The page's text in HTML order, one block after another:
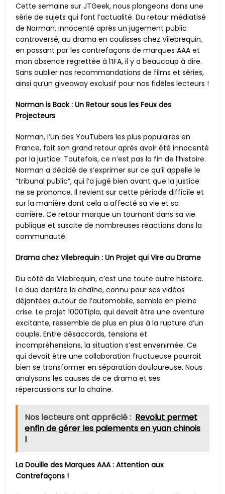
Cette semaine sur JTGeek, nous plongeons dans une
série de sujets qui font l’actualité. Du retour médiatisé
de Norman, innocenté après un jugement public
controversé, au drama en coulisses chez Vilebrequin,
en passant par les contrefaçons de marques AAA et
mon absence regrettée à l’IFA, il y a beaucoup à dire.
Sans oublier nos recommandations de films et séries,
ainsi qu’un giveaway exclusif pour nos fidèles lecteurs !
Norman is Back : Un Retour sous les Feux des
Projecteurs
Norman, l’un des YouTubers les plus populaires en
France, fait son grand retour après avoir été innocenté
par la justice. Toutefois, ce n’est pas la fin de l’histoire.
Norman a décidé de s’exprimer sur ce qu’il appelle le
“tribunal public”, qui l’a jugé bien avant que la justice
ne se prononce. Il revient sur cette période difficile et
sur la manière dont cela a affecté sa vie et sa
carrière. Ce retour marque un tournant dans sa vie
publique et suscite de nombreuses réactions dans la
communauté.
Drama chez Vilebrequin : Un Projet qui Vire au Drame
Du côté de Vilebrequin, c’est une toute autre histoire.
Le duo derrière la chaîne, connu pour ses vidéos
déjantées autour de l’automobile, semble en pleine
crise. Le projet 1000Tipla, qui devait être une aventure
excitante, ressemble de plus en plus à la rupture d’un
couple. Entre désaccords, tensions et
incompréhensions, la situation s’est envenimée. Ce
qui devait être une collaboration fructueuse pourrait
bien se transformer en séparation douloureuse. Nous
analysons les causes de ce drama et ses
répercussions sur la chaîne.
Nos lecteurs ont apprécié : Revolut permet
enfin de gérer les paiements en yuan chinois
!
La Douille des Marques AAA : Attention aux
Contrefaçons !